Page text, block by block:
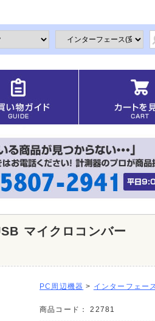
マイクロコンバー
PC周辺機器 > インターフェー
商品コード： 22781